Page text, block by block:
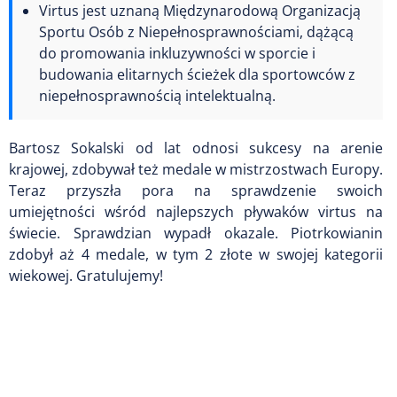
Virtus jest uznaną Międzynarodową Organizacją
Sportu Osób z Niepełnosprawnościami, dążącą
do promowania inkluzywności w sporcie i
budowania elitarnych ścieżek dla sportowców z
niepełnosprawnością intelektualną.
Bartosz Sokalski od lat odnosi sukcesy na arenie
krajowej, zdobywał też medale w mistrzostwach Europy.
Teraz przyszła pora na sprawdzenie swoich
umiejętności wśród najlepszych pływaków virtus na
świecie. Sprawdzian wypadł okazale. Piotrkowianin
zdobył aż 4 medale, w tym 2 złote w swojej kategorii
wiekowej. Gratulujemy!